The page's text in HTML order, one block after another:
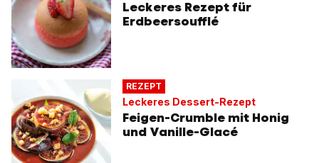
Leckeres Rezept für
Erdbeersoufflé
REZEPT
Leckeres Dessert-Rezept
Feigen-Crumble mit Honig
und Vanille-Glacé